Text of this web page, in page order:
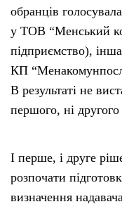
обранців
у ТОВ “Менський
підприємство),
КП
В результаті не
першого, ні
І перше, і друге
розпочати
визначення